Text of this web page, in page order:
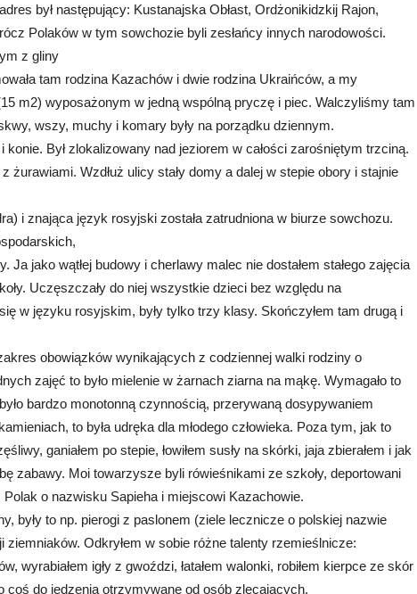
był następujący: Kustanajska Obłast, Ordżonikidzkij Rajon,
Polaków w tym sowchozie byli zesłańcy innych narodowości.
z gliny
tam rodzina Kazachów i dwie rodzina Ukraińców, a my
m2) wyposażonym w jedną wspólną pryczę i piec. Walczyliśmy tam
wszy, muchy i komary były na porządku dziennym.
konie. Był zlokalizowany nad jeziorem w całości zarośniętym trzciną.
żurawiami. Wzdłuż ulicy stały domy a dalej w stepie obory i stajnie
i znająca język rosyjski została zatrudniona w biurze sowchozu.
Ja jako wątłej budowy i cherlawy malec nie dostałem stałego zajęcia
Uczęszczały do niej wszystkie dzieci bez względu na
w języku rosyjskim, były tylko trzy klasy. Skończyłem tam drugą i
obowiązków wynikających z codziennej walki rodziny o
zajęć to było mielenie w żarnach ziarna na mąkę. Wymagało to
bardzo monotonną czynnością, przerywaną dosypywaniem
to była udręka dla młodego człowieka. Poza tym, jak to
ganiałem po stepie, łowiłem susły na skórki, jaja zbierałem i jak
zabawy. Moi towarzysze byli rówieśnikami ze szkoły, deportowani
o nazwisku Sapieha i miejscowi Kazachowie.
były to np. pierogi z paslonem (ziele lecznicze o polskiej nazwie
ziemniaków. Odkryłem w sobie różne talenty rzemieślnicze:
wyrabiałem igły z gwoździ, łatałem walonki, robiłem kierpce ze skór
coś do jedzenia otrzymywane od osób zlecających.